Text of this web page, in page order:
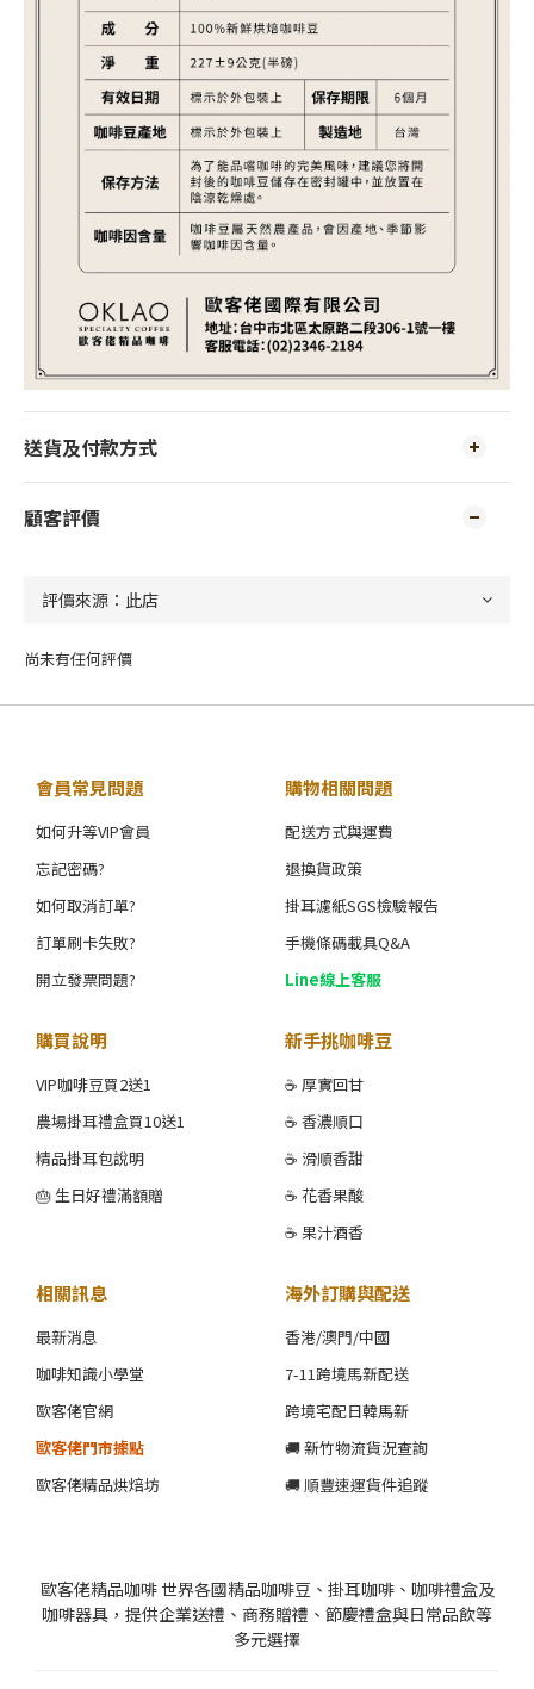
送貨及付款方式
顧客評價
尚未有任何評價
會員常見問題
如何升等VIP會員
忘記密碼?
如何取消訂單?
訂單刷卡失敗?
開立發票問題?
購物相關問題
配送方式與運費
退換貨政策
掛耳濾紙SGS檢驗報告
手機條碼載具Q&A
Line線上客服
購買說明
VIP咖啡豆買2送1
農場掛耳禮盒買10送1
精品掛耳包說明
🎂 生日好禮滿額贈
新手挑咖啡豆
☕ 厚實回甘
☕ 香濃順口
☕ 滑順香甜
☕ 花香果酸
☕ 果汁酒香
相關訊息
最新消息
咖啡知識小學堂
歐客佬官網
歐客佬門市據點
歐客佬精品烘焙坊
海外訂購與配送
香港/澳門/中國
7-11跨境馬新配送
跨境宅配日韓馬新
🚚 新竹物流貨況查詢
🚚 順豐速運貨件追蹤
歐客佬精品咖啡 世界各國精品咖啡豆、掛耳咖啡、咖啡禮盒及
咖啡器具，提供企業送禮、商務贈禮、節慶禮盒與日常品飲等
多元選擇